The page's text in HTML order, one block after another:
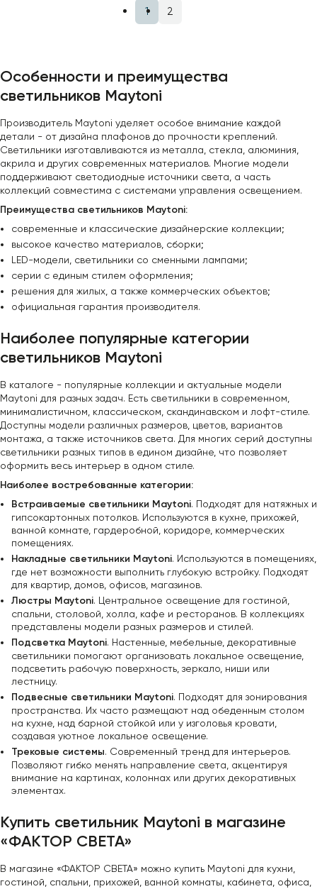
1 2
Особенности и преимущества
светильников Maytoni
Производитель Maytoni уделяет особое внимание каждой
детали - от дизайна плафонов до прочности креплений.
Светильники изготавливаются из металла, стекла, алюминия,
акрила и других современных материалов. Многие модели
поддерживают светодиодные источники света, а часть
коллекций совместима с системами управления освещением.
Преимущества светильников Maytoni:
современные и классические дизайнерские коллекции;
высокое качество материалов, сборки;
LED-модели, светильники со сменными лампами;
серии с единым стилем оформления;
решения для жилых, а также коммерческих объектов;
официальная гарантия производителя.
Наиболее популярные категории
светильников Maytoni
В каталоге - популярные коллекции и актуальные модели
Maytoni для разных задач. Есть светильники в современном,
минималистичном, классическом, скандинавском и лофт-стиле.
Доступны модели различных размеров, цветов, вариантов
монтажа, а также источников света. Для многих серий доступны
светильники разных типов в едином дизайне, что позволяет
оформить весь интерьер в одном стиле.
Наиболее востребованные категории:
Встраиваемые светильники Maytoni. Подходят для натяжных и
гипсокартонных потолков. Используются в кухне, прихожей,
ванной комнате, гардеробной, коридоре, коммерческих
помещениях.
Накладные светильники Maytoni. Используются в помещениях,
где нет возможности выполнить глубокую встройку. Подходят
для квартир, домов, офисов, магазинов.
Люстры Maytoni. Центральное освещение для гостиной,
спальни, столовой, холла, кафе и ресторанов. В коллекциях
представлены модели разных размеров и стилей.
Подсветка Maytoni. Настенные, мебельные, декоративные
светильники помогают организовать локальное освещение,
подсветить рабочую поверхность, зеркало, ниши или
лестницу.
Подвесные светильники Maytoni. Подходят для зонирования
пространства. Их часто размещают над обеденным столом
на кухне, над барной стойкой или у изголовья кровати,
создавая уютное локальное освещение.
Трековые системы. Современный тренд для интерьеров.
Позволяют гибко менять направление света, акцентируя
внимание на картинах, колоннах или других декоративных
элементах.
Купить светильник Maytoni в магазине
«ФАКТОР СВЕТА»
В магазине «ФАКТОР СВЕТА» можно купить Maytoni для кухни,
гостиной, спальни, прихожей, ванной комнаты, кабинета, офиса,